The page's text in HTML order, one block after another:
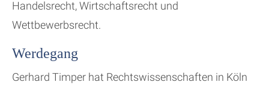
Handelsrecht, Wirtschaftsrecht und
Wettbewerbsrecht.
Werdegang
Gerhard Timper hat Rechtswissenschaften in Köln